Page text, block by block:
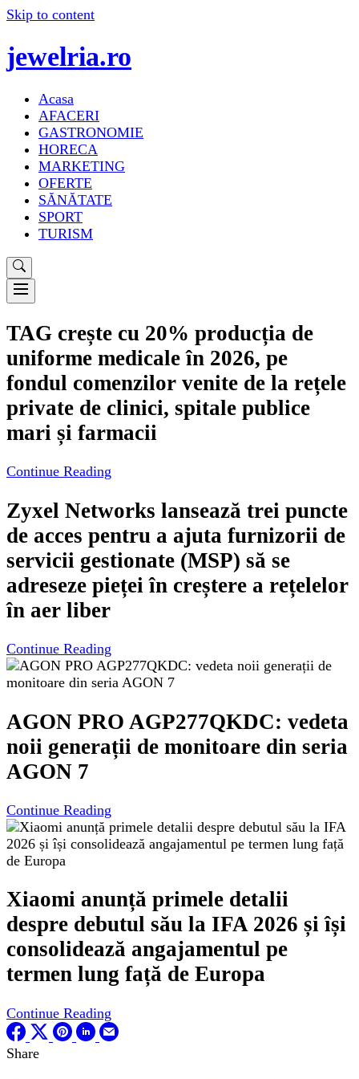
Skip to content
jewelria.ro
Acasa
AFACERI
GASTRONOMIE
HORECA
MARKETING
OFERTE
SĂNĂTATE
SPORT
TURISM
TAG crește cu 20% producția de
uniforme medicale în 2026, pe
fondul comenzilor venite de la rețele
private de clinici, spitale publice
mari și farmacii
Continue Reading
Zyxel Networks lansează trei puncte
de acces pentru a ajuta furnizorii de
servicii gestionate (MSP) să se
adreseze pieței în creștere a rețelelor
în aer liber
Continue Reading
AGON PRO AGP277QKDC: vedeta
noii generații de monitoare din seria
AGON 7
Continue Reading
Xiaomi anunță primele detalii
despre debutul său la IFA 2026 și își
consolidează angajamentul pe
termen lung față de Europa
Continue Reading
Share